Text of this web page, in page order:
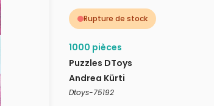
Rupture de stock
1000 pièces
Puzzles DToys
Andrea Kürti
Dtoys-75192